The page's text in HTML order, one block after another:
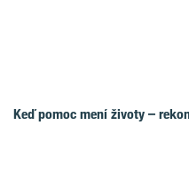
Keď pomoc mení životy –